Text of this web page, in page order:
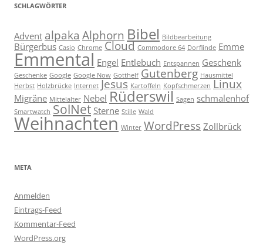
SCHLAGWÖRTER
Advent alpaka Alphorn Bibel Bildbearbeitung
Bürgerbus Casio Chrome Cloud Commodore 64 Dorflinde Emme
Emmental Engel Entlebuch Entspannen Geschenk
Geschenke Google Google Now Gotthelf Gutenberg Hausmittel
Herbst Holzbrücke Internet Jesus Kartoffeln Kopfschmerzen Linux
Migräne Mittelalter Nebel Rüderswil Sagen schmalenhof
Smartwatch SolNet Sterne Stille Wald
Weihnachten Winter WordPress Zollbrück
META
Anmelden
Eintrags-Feed
Kommentar-Feed
WordPress.org